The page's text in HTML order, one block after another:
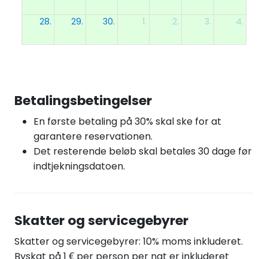
28. 29. 30. 1. 2. 3. 4.
Betalingsbetingelser
En første betaling på 30% skal ske for at
garantere reservationen.
Det resterende beløb skal betales 30 dage før
indtjekningsdatoen.
Skatter og servicegebyrer
Skatter og servicegebyrer: 10% moms inkluderet.
Byskat på 1 € per person per nat er inkluderet